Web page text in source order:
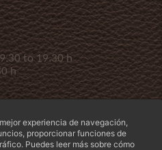
to 19.30 h
h
experiencia de navegación,
proporcionar funciones de
Puedes leer más sobre cómo